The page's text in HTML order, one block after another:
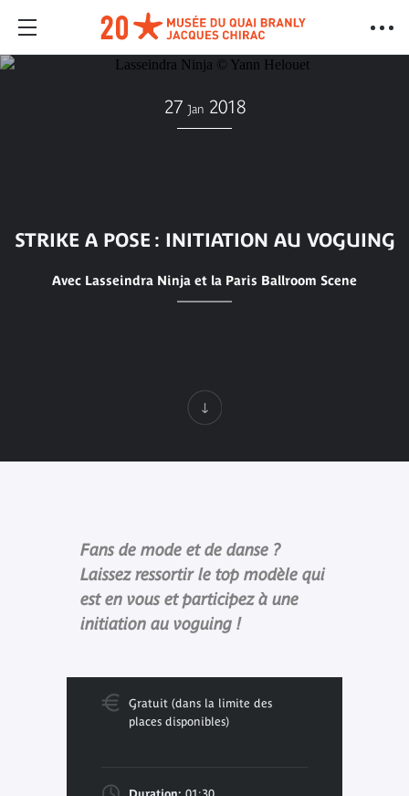
27 Jan 2018
STRIKE A POSE : INITIATION AU VOGUING
Avec Lasseindra Ninja et la Paris Ballroom Scene
Fans de mode et de danse ?
Laissez ressortir le top modèle qui
est en vous et participez à une
initiation au voguing !
Gratuit (dans la limite des
places disponibles)